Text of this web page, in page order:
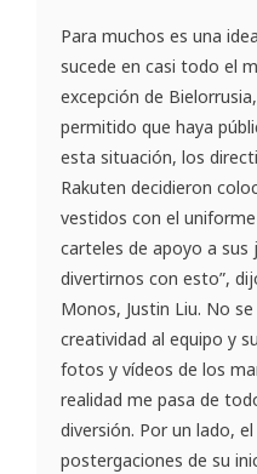
Para muchos es una
sucede en casi todo el
excepción de
permitido que haya
esta situación, los
Rakuten decidieron
vestidos con el
carteles de apoyo a sus
divertirnos con esto”,
Monos, Justin Liu. No
creatividad al equipo y
fotos y vídeos de los
realidad me pasa de
diversión. Por un lado,
postergaciones de su